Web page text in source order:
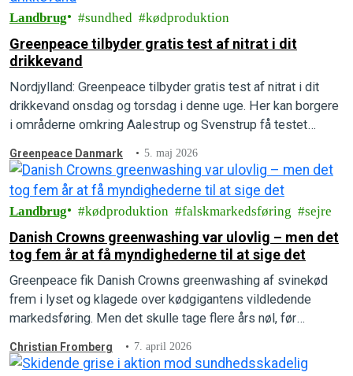
Landbrug sundhed kødproduktion
Greenpeace tilbyder gratis test af nitrat i dit
drikkevand
Nordjylland: Greenpeace tilbyder gratis test af nitrat i dit
drikkevand onsdag og torsdag i denne uge. Her kan borgere
i områderne omkring Aalestrup og Svenstrup få testet
Greenpeace Danmark 5. maj 2026
Landbrug kødproduktion falskmarkedsføring sejre
Danish Crowns greenwashing var ulovlig – men det
tog fem år at få myndighederne til at sige det
Greenpeace fik Danish Crowns greenwashing af svinekød
frem i lyset og klagede over kødgigantens vildledende
markedsføring. Men det skulle tage flere års nøl, før
Christian Fromberg 7. april 2026